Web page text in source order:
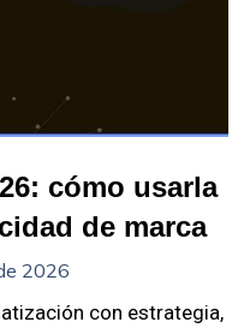
cómo usarla
de marca
2026
con estrategia,